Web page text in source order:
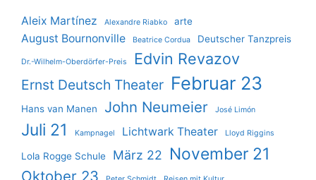
Aleix Martínez Alexandre Riabko arte
August Bournonville Beatrice Cordua Deutscher Tanzpreis
Dr.-Wilhelm-Oberdörfer-Preis Edvin Revazov
Ernst Deutsch Theater Februar 23
Hans van Manen John Neumeier José Limón
Juli 21 Kampnagel Lichtwark Theater Lloyd Riggins
Lola Rogge Schule März 22 November 21
Oktober 23